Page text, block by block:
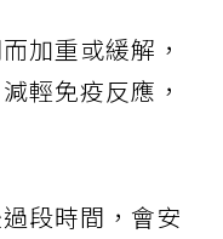
加重或緩解，
輕免疫反應，
段時間，會安